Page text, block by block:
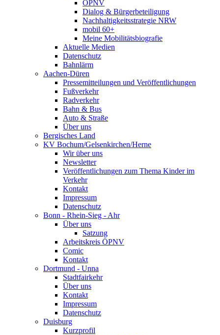
ÖPNV
Dialog & Bürgerbeteiligung
Nachhaltigkeitsstrategie NRW
mobil 60+
Meine Mobilitätsbiografie
Aktuelle Medien
Datenschutz
Bahnlärm
Aachen-Düren
Pressemitteilungen und Veröffentlichungen
Fußverkehr
Radverkehr
Bahn & Bus
Auto & Straße
Über uns
Bergisches Land
KV Bochum/Gelsenkirchen/Herne
Wir über uns
Newsletter
Veröffentlichungen zum Thema Kinder im
Verkehr
Kontakt
Impressum
Datenschutz
Bonn - Rhein-Sieg - Ahr
Über uns
Satzung
Arbeitskreis ÖPNV
Comic
Kontakt
Dortmund - Unna
Stadtfairkehr
Über uns
Kontakt
Impressum
Datenschutz
Duisburg
Kurzprofil